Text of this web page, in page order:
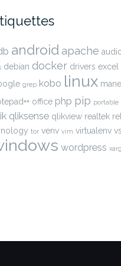
android apache
debian docker drivers excel
grep kobo linux
office php pip portable
qliksense qlikview realtek
tor venv vim virtualenv
wordpress